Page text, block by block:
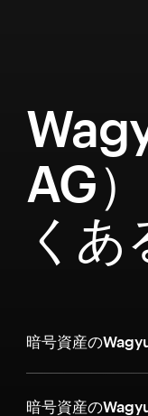
AG
くあ
暗号資産の
暗号資産の